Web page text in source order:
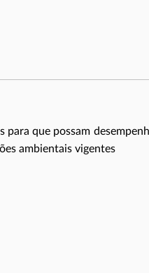
para que possam
ambientais vigentes